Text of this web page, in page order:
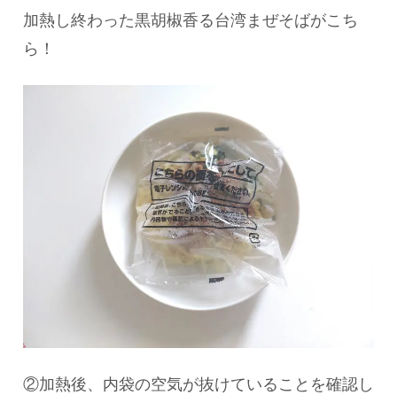
加熱し終わった黒胡椒香る台湾まぜそばがこち
ら！
②加熱後、内袋の空気が抜けていることを確認し